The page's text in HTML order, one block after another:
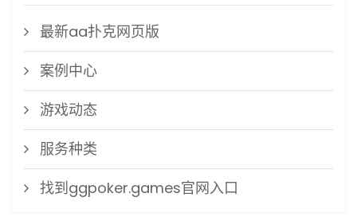
最新aa扑克网页版
案例中心
游戏动态
服务种类
找到ggpoker.games官网入口